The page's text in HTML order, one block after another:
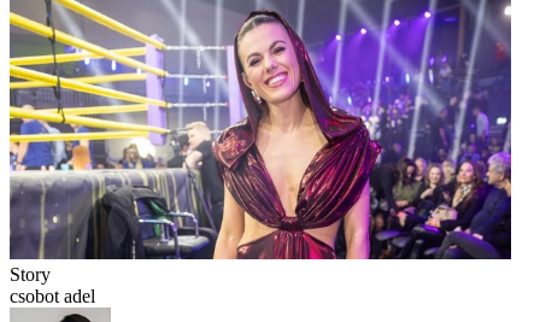
Story
csobot adel